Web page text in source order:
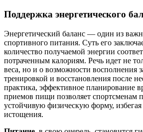
Поддержка энергетического
Энергетический баланс — один из
спортивного питания. Суть его
количество получаемой энергии
потраченным калориям. Речь идет не
веса, но и о возможности восполнения
тренировкой и восстановления после
практика, эффективное планирование
приемов пищи позволяет спортсменам
устойчивую физическую форму,
истощения.